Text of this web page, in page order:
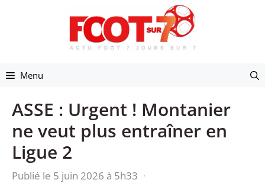
Menu
ASSE : Urgent ! Montanier
ne veut plus entraîner en
Ligue 2
Publié le 5 juin 2026 à 5h33 ·